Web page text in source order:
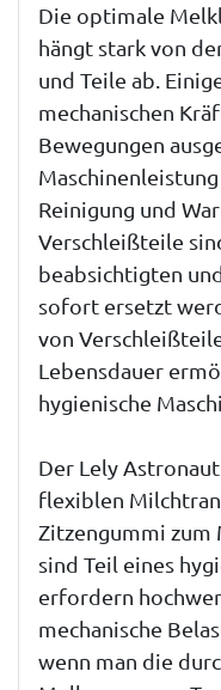
Die optimale
hängt stark von
und Teile ab.
mechanischen
Bewegungen
Reinigung und
Verschleißteile
beabsichtigten
sofort ersetzt
von
Lebensdauer
hygienische
Der Lely
flexiblen
Zitzengummi zum
sind Teil eines
erfordern
mechanische
wenn man die